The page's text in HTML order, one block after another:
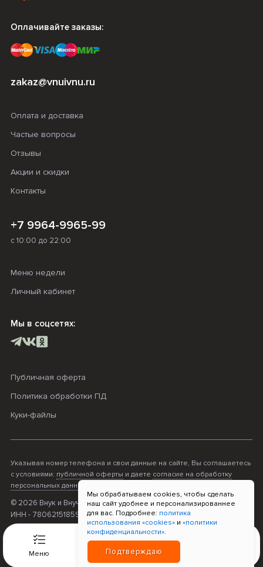
Мы обрабатываем cookies, чтобы сделать
наш сайт удобнее и персонализированнее
для вас. Подробнее: политика
использования «cookies» и «политики
конфиденциальности».
Подтверждаю
Меню Связь Корзина
Оплачивайте заказы:
zakaz@vnuivnu.ru
Оплата и доставка
Частые вопросы
Отзывы
Акции и скидки
Контакты
+7 9964-9965-99
с 10:00 до 22:00
Меню недели
Личный кабинет
Мы в соцсетях:
Публичная оферта
Политика обработки ПД
Куки-файлы
Указывая номер телефона и свои данные на сайте, Вы соглашаетесь
с условиями: публичной оферты и даете согласие на обработку
персональных данных
© 2026 Внук и Внучка. ОГРНИП - 316470400068995;
ИНН - 780621518596; Прием платежей «Т-Банк»